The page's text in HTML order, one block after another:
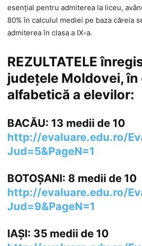
esenţial pentru admiterea la liceu,
80% în calculul mediei pe baza căreia
admiterea în clasa a IX-a.
REZULTATELE
județele Moldovei, în
alfabetică a elevilor:
BACĂU: 13 medii de 10
http://evaluare.edu.ro/
Jud=5&PageN=1
BOTOȘANI: 8 medii de 10
http://evaluare.edu.ro/
Jud=9&PageN=1
IAȘI: 35 medii de 10